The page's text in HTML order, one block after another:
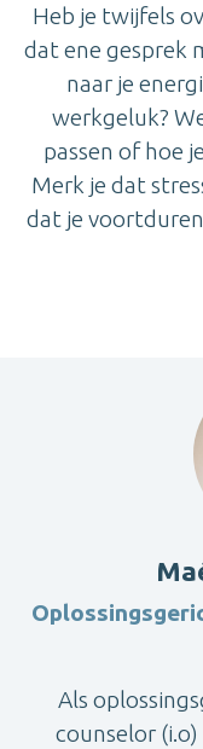
Heb je twijfels
dat ene gesprek
naar je
werkgeluk?
passen of hoe
Merk je dat
dat je
Als
counselor